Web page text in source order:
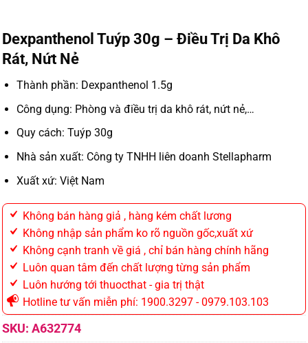
Dexpanthenol Tuýp 30g – Điều Trị Da Khô
Rát, Nứt Nẻ
Thành phần: Dexpanthenol 1.5g
Công dụng: Phòng và điều trị da khô rát, nứt nẻ,…
Quy cách: Tuýp 30g
Nhà sản xuất: Công ty TNHH liên doanh Stellapharm
Xuất xứ: Việt Nam
Không bán hàng giả , hàng kém chất lương
Không nhập sản phẩm ko rõ nguồn gốc,xuất xứ
Không cạnh tranh về giá , chỉ bán hàng chính hãng
Luôn quan tâm đến chất lượng từng sản phẩm
Luôn hướng tới thuocthat - gia trị thật
Hotline tư vấn miễn phí: 1900.3297 - 0979.103.103
SKU: A632774